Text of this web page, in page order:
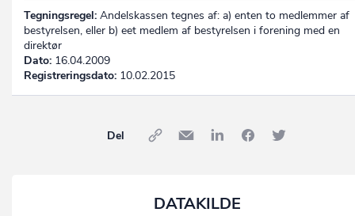
Tegningsregel: Andelskassen tegnes af: a) enten to medlemmer af
bestyrelsen, eller b) eet medlem af bestyrelsen i forening med en
direktør
Dato: 16.04.2009
Registreringsdato: 10.02.2015
Del
DATAKILDE